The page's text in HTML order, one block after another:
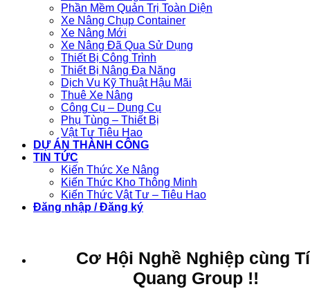
Phần Mềm Quản Trị Toàn Diện
Xe Nâng Chụp Container
Xe Nâng Mới
Xe Nâng Đã Qua Sử Dụng
Thiết Bị Công Trình
Thiết Bị Nâng Đa Năng
Dịch Vụ Kỹ Thuật Hậu Mãi
Thuê Xe Nâng
Công Cụ – Dụng Cụ
Phụ Tùng – Thiết Bị
Vật Tư Tiêu Hao
DỰ ÁN THÀNH CÔNG
TIN TỨC
Kiến Thức Xe Nâng
Kiến Thức Kho Thông Minh
Kiến Thức Vật Tư – Tiêu Hao
Đăng nhập / Đăng ký
Cơ Hội Nghề Nghiệp cùng
Quang Group !!